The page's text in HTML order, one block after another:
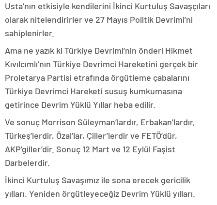
Usta’nın etkisiyle kendilerini İkinci Kurtuluş Savaşçıları
olarak nitelendirirler ve 27 Mayıs Politik Devrimi’ni
sahiplenirler.
Ama ne yazık ki Türkiye Devrimi’nin önderi Hikmet
Kıvılcımlı’nın Türkiye Devrimci Hareketini gerçek bir
Proletarya Partisi etrafında örgütleme çabalarını
Türkiye Devrimci Hareketi susuş kumkumasına
getirince Devrim Yüklü Yıllar heba edilir.
Ve sonuç Morrison Süleyman’lardır, Erbakan’lardır,
Türkeş’lerdir, Özal’lar, Çiller’lerdir ve FETÖ’dür,
AKP’giller’dir. Sonuç 12 Mart ve 12 Eylül Faşist
Darbelerdir.
İkinci Kurtuluş Savaşımız ile sona erecek gericilik
yılları. Yeniden örgütleyeceğiz Devrim Yüklü yılları.